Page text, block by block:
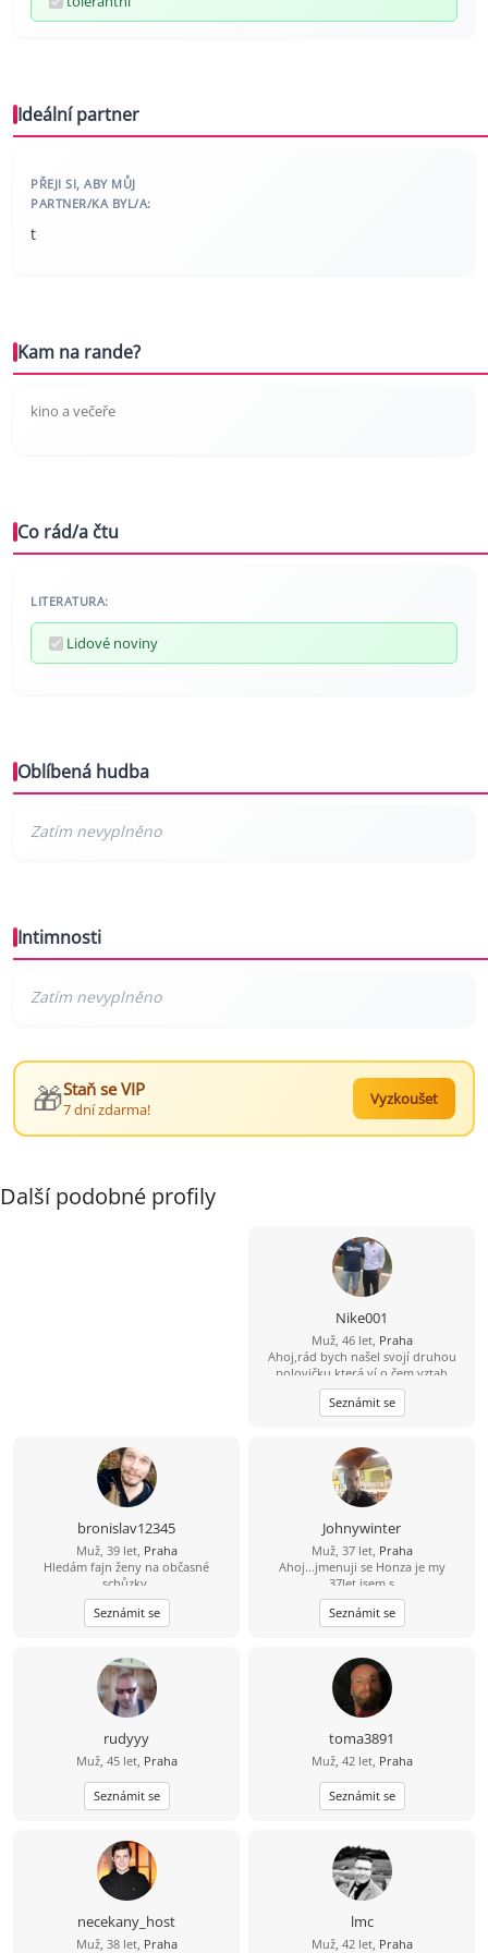
Ideální partner
PŘEJI SI, ABY MŮJ
PARTNER/KA BYL/A:
t
Kam na rande?
kino a večeře
Co rád/a čtu
LITERATURA:
Lidové noviny
Oblíbená hudba
Intimnosti
🎁Staň se VIP
7 dní zdarma!
Vyzkoušet
Další podobné profily
Nike001
Muž, 46 let, Praha
Ahoj,rád bych našel svojí druhou
polovičku,která ví o čem vztah
je,která ví co je upřímnost,věrnost a
láska jeden k druhému,ale
přestávám věřit že existuje
Seznámit se
bronislav12345
Muž, 39 let, Praha
Hledám fajn ženy na občasné
schůzky.
Seznámit se
Johnywinter
Muž, 37 let, Praha
Ahoj...jmenuji se Honza je my
37let,jsem s
prahy,svobodný,bezdětní. Touto
cestou bych se rad seznámil se
sympatickou slečnou/ženou která vi
vážně a nechce si jen dopisovat ale
chce a je ochotná vyměnit písmenka
za realné/osobní seznámení. Pokud
ještě existuje slečna/žena která má
stejný pohled a názor na věc, tak
budu moc rád když my napíšeš a
třeba se domluvíme rovnou na
schůzce nebo si vyměníme kontakt.
Každopádně mé Tel.číslo 735731152.
Stačí napsat a ja se ozvu...:-))...
Seznámit se
rudyyy
Muž, 45 let, Praha
Seznámit se
toma3891
Muž, 42 let, Praha
Seznámit se
necekany_host
Muž, 38 let, Praha
lmc
Muž, 42 let, Praha